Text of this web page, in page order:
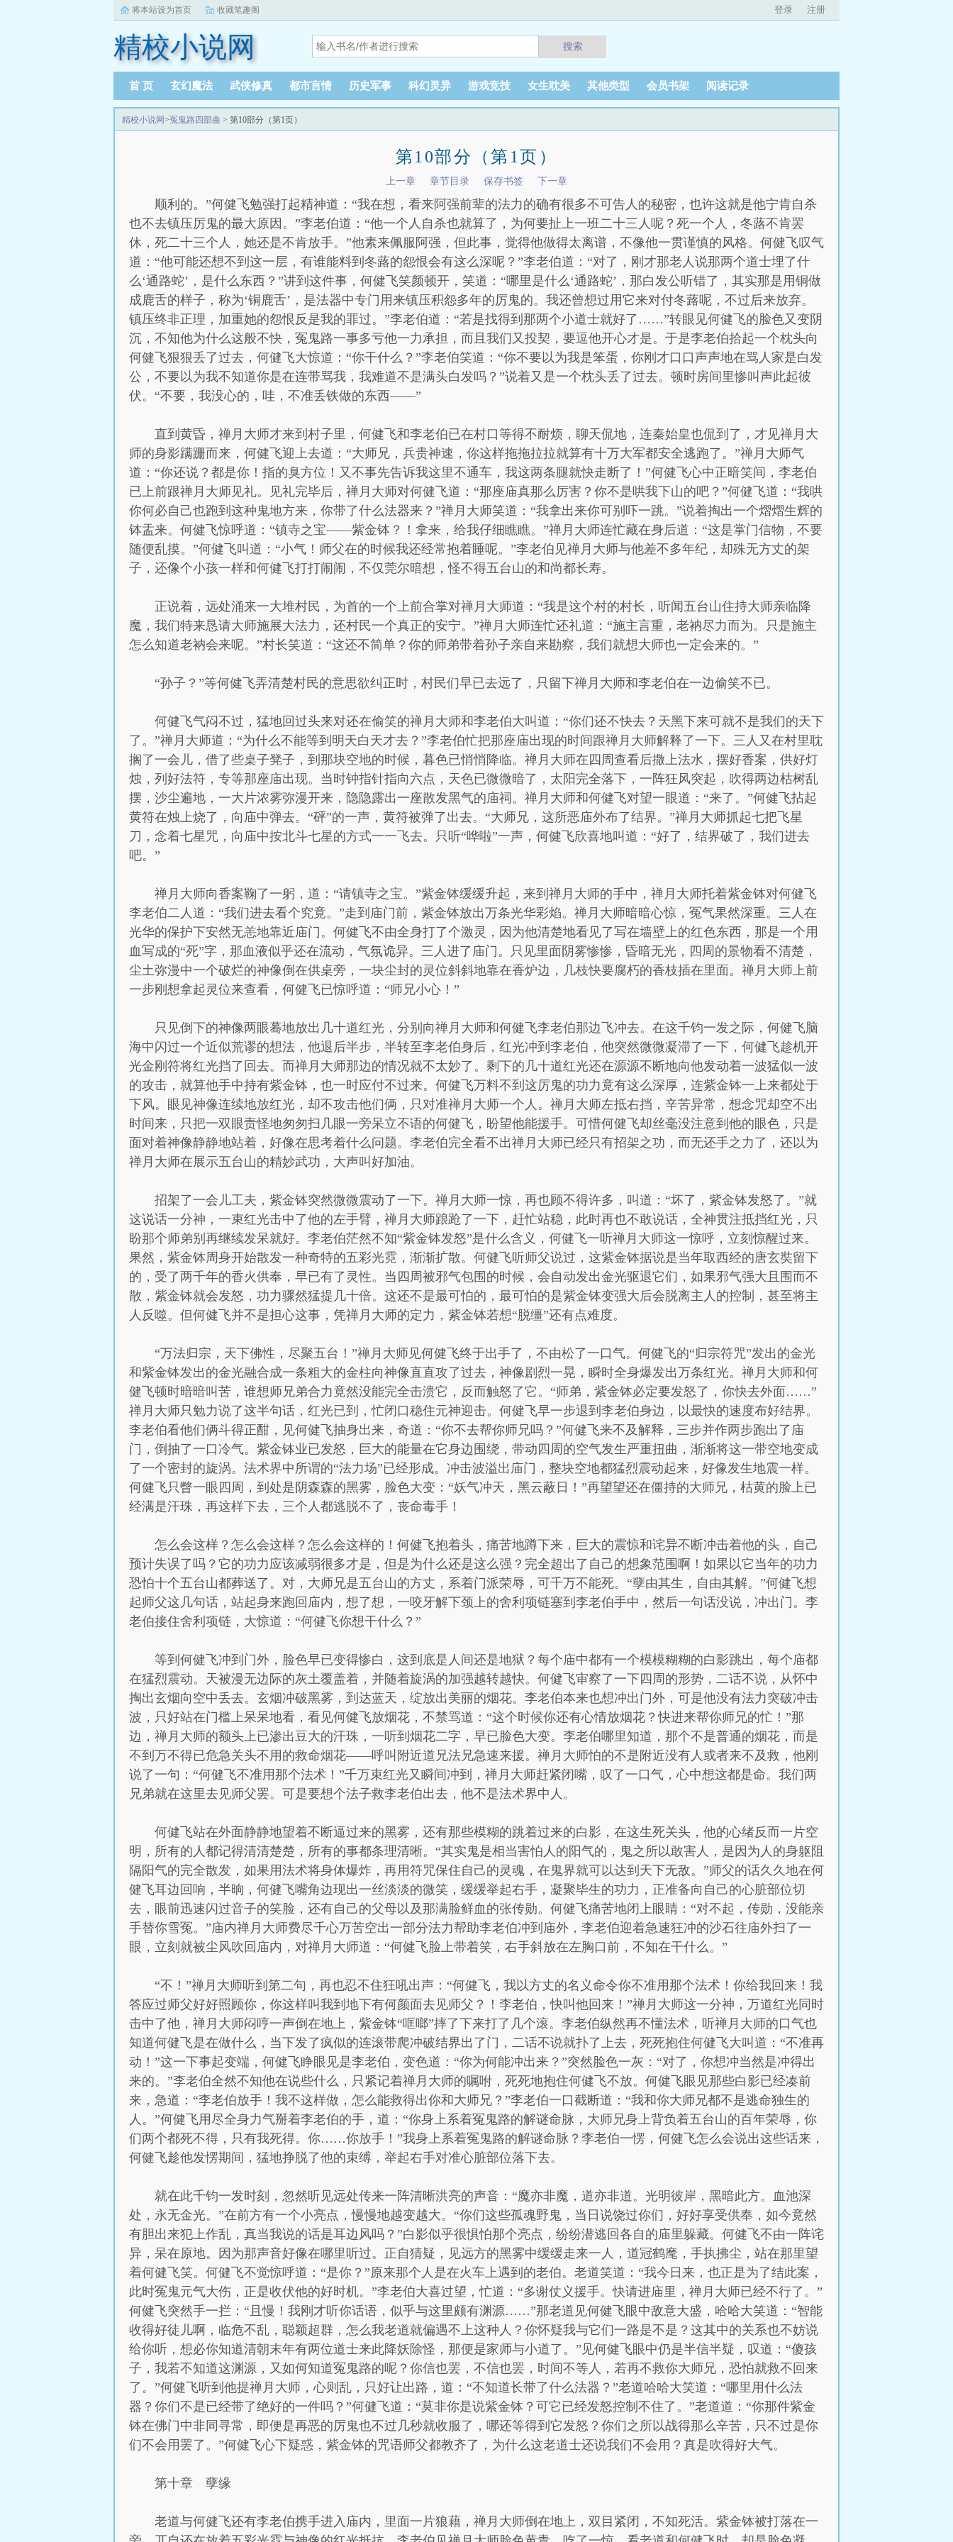
将本站设为首页 收藏笔趣阁 登录 注册
精校小说网 搜索
首 页 玄幻魔法 武侠修真 都市言情 历史军事 科幻灵异 游戏竞技 女生耽美 其他类型 会员书架 阅读记录
精校小说网>冤鬼路四部曲 > 第10部分（第1页）
第10部分（第1页）
上一章 章节目录 保存书签 下一章
顺利的。”何健飞勉强打起精神道：“我在想，看来阿强前辈的法力的确有很多不可告人的秘密，也许这就是他宁肯自杀
也不去镇压厉鬼的最大原因。”李老伯道：“他一个人自杀也就算了，为何要扯上一班二十三人呢？死一个人，冬蕗不肯罢
休，死二十三个人，她还是不肯放手。”他素来佩服阿强，但此事，觉得他做得太离谱，不像他一贯谨慎的风格。何健飞叹气
道：“他可能还想不到这一层，有谁能料到冬蕗的怨恨会有这么深呢？”李老伯道：“对了，刚才那老人说那两个道士埋了什
么‘通路蛇’，是什么东西？”讲到这件事，何健飞笑颜顿开，笑道：“哪里是什么‘通路蛇’，那白发公听错了，其实那是用铜做
成鹿舌的样子，称为‘铜鹿舌’，是法器中专门用来镇压积怨多年的厉鬼的。我还曾想过用它来对付冬蕗呢，不过后来放弃。
镇压终非正理，加重她的怨恨反是我的罪过。”李老伯道：“若是找得到那两个小道士就好了……”转眼见何健飞的脸色又变阴
沉，不知他为什么这般不快，冤鬼路一事多亏他一力承担，而且我们又投契，要逗他开心才是。于是李老伯拾起一个枕头向
何健飞狠狠丢了过去，何健飞大惊道：“你干什么？”李老伯笑道：“你不要以为我是笨蛋，你刚才口口声声地在骂人家是白发
公，不要以为我不知道你是在连带骂我，我难道不是满头白发吗？”说着又是一个枕头丢了过去。顿时房间里惨叫声此起彼
伏。“不要，我没心的，哇，不准丢铁做的东西——”
直到黄昏，禅月大师才来到村子里，何健飞和李老伯已在村口等得不耐烦，聊天侃地，连秦始皇也侃到了，才见禅月大
师的身影蹒跚而来，何健飞迎上去道：“大师兄，兵贵神速，你这样拖拖拉拉就算有十万大军都安全逃跑了。”禅月大师气
道：“你还说？都是你！指的臭方位！又不事先告诉我这里不通车，我这两条腿就快走断了！”何健飞心中正暗笑间，李老伯
已上前跟禅月大师见礼。见礼完毕后，禅月大师对何健飞道：“那座庙真那么厉害？你不是哄我下山的吧？”何健飞道：“我哄
你何必自己也跑到这种鬼地方来，你带了什么法器来？”禅月大师笑道：“我拿出来你可别吓一跳。”说着掏出一个熠熠生辉的
钵盂来。何健飞惊呼道：“镇寺之宝——紫金钵？！拿来，给我仔细瞧瞧。”禅月大师连忙藏在身后道：“这是掌门信物，不要
随便乱摸。”何健飞叫道：“小气！师父在的时候我还经常抱着睡呢。”李老伯见禅月大师与他差不多年纪，却殊无方丈的架
子，还像个小孩一样和何健飞打打闹闹，不仅莞尔暗想，怪不得五台山的和尚都长寿。
正说着，远处涌来一大堆村民，为首的一个上前合掌对禅月大师道：“我是这个村的村长，听闻五台山住持大师亲临降
魔，我们特来恳请大师施展大法力，还村民一个真正的安宁。”禅月大师连忙还礼道：“施主言重，老衲尽力而为。只是施主
怎么知道老衲会来呢。”村长笑道：“这还不简单？你的师弟带着孙子亲自来勘察，我们就想大师也一定会来的。”
“孙子？”等何健飞弄清楚村民的意思欲纠正时，村民们早已去远了，只留下禅月大师和李老伯在一边偷笑不已。
何健飞气闷不过，猛地回过头来对还在偷笑的禅月大师和李老伯大叫道：“你们还不快去？天黑下来可就不是我们的天下
了。”禅月大师道：“为什么不能等到明天白天才去？”李老伯忙把那座庙出现的时间跟禅月大师解释了一下。三人又在村里耽
搁了一会儿，借了些桌子凳子，到那块空地的时候，暮色已悄悄降临。禅月大师在四周查看后撒上法水，摆好香案，供好灯
烛，列好法符，专等那座庙出现。当时钟指针指向六点，天色已微微暗了，太阳完全落下，一阵狂风突起，吹得两边枯树乱
摆，沙尘遍地，一大片浓雾弥漫开来，隐隐露出一座散发黑气的庙祠。禅月大师和何健飞对望一眼道：“来了。”何健飞拈起
黄符在烛上烧了，向庙中弹去。“砰”的一声，黄符被弹了出去。“大师兄，这所恶庙外布了结界。”禅月大师抓起七把飞星
刀，念着七星咒，向庙中按北斗七星的方式一一飞去。只听“哗啦”一声，何健飞欣喜地叫道：“好了，结界破了，我们进去
吧。”
禅月大师向香案鞠了一躬，道：“请镇寺之宝。”紫金钵缓缓升起，来到禅月大师的手中，禅月大师托着紫金钵对何健飞
李老伯二人道：“我们进去看个究竟。”走到庙门前，紫金钵放出万条光华彩焰。禅月大师暗暗心惊，冤气果然深重。三人在
光华的保护下安然无恙地靠近庙门。何健飞不由全身打了个激灵，因为他清楚地看见了写在墙壁上的红色东西，那是一个用
血写成的“死”字，那血液似乎还在流动，气氛诡异。三人进了庙门。只见里面阴雾惨惨，昏暗无光，四周的景物看不清楚，
尘土弥漫中一个破烂的神像倒在供桌旁，一块尘封的灵位斜斜地靠在香炉边，几枝快要腐朽的香枝插在里面。禅月大师上前
一步刚想拿起灵位来查看，何健飞已惊呼道：“师兄小心！”
只见倒下的神像两眼蓦地放出几十道红光，分别向禅月大师和何健飞李老伯那边飞冲去。在这千钧一发之际，何健飞脑
海中闪过一个近似荒谬的想法，他退后半步，半转至李老伯身后，红光冲到李老伯，他突然微微凝滞了一下，何健飞趁机开
光金刚符将红光挡了回去。而禅月大师那边的情况就不太妙了。剩下的几十道红光还在源源不断地向他发动着一波猛似一波
的攻击，就算他手中持有紫金钵，也一时应付不过来。何健飞万料不到这厉鬼的功力竟有这么深厚，连紫金钵一上来都处于
下风。眼见神像连续地放红光，却不攻击他们俩，只对准禅月大师一个人。禅月大师左抵右挡，辛苦异常，想念咒却空不出
时间来，只把一双眼责怪地匆匆扫几眼一旁呆立不语的何健飞，盼望他能援手。可惜何健飞却丝毫没注意到他的眼色，只是
面对着神像静静地站着，好像在思考着什么问题。李老伯完全看不出禅月大师已经只有招架之功，而无还手之力了，还以为
禅月大师在展示五台山的精妙武功，大声叫好加油。
招架了一会儿工夫，紫金钵突然微微震动了一下。禅月大师一惊，再也顾不得许多，叫道：“坏了，紫金钵发怒了。”就
这说话一分神，一束红光击中了他的左手臂，禅月大师踉跄了一下，赶忙站稳，此时再也不敢说话，全神贯注抵挡红光，只
盼那个师弟别再继续发呆就好。李老伯茫然不知“紫金钵发怒”是什么含义，何健飞一听禅月大师这一惊呼，立刻惊醒过来。
果然，紫金钵周身开始散发一种奇特的五彩光霓，渐渐扩散。何健飞听师父说过，这紫金钵据说是当年取西经的唐玄奘留下
的，受了两千年的香火供奉，早已有了灵性。当四周被邪气包围的时候，会自动发出金光驱退它们，如果邪气强大且围而不
散，紫金钵就会发怒，功力骤然猛提几十倍。这还不是最可怕的，最可怕的是紫金钵变强大后会脱离主人的控制，甚至将主
人反噬。但何健飞并不是担心这事，凭禅月大师的定力，紫金钵若想“脱缰”还有点难度。
“万法归宗，天下佛性，尽聚五台！”禅月大师见何健飞终于出手了，不由松了一口气。何健飞的“归宗符咒”发出的金光
和紫金钵发出的金光融合成一条粗大的金柱向神像直直攻了过去，神像剧烈一晃，瞬时全身爆发出万条红光。禅月大师和何
健飞顿时暗暗叫苦，谁想师兄弟合力竟然没能完全击溃它，反而触怒了它。“师弟，紫金钵必定要发怒了，你快去外面……”
禅月大师只勉力说了这半句话，红光已到，忙闭口稳住元神迎击。何健飞早一步退到李老伯身边，以最快的速度布好结界。
李老伯看他们俩斗得正酣，见何健飞抽身出来，奇道：“你不去帮你师兄吗？”何健飞来不及解释，三步并作两步跑出了庙
门，倒抽了一口冷气。紫金钵业已发怒，巨大的能量在它身边围绕，带动四周的空气发生严重扭曲，渐渐将这一带空地变成
了一个密封的旋涡。法术界中所谓的“法力场”已经形成。冲击波溢出庙门，整块空地都猛烈震动起来，好像发生地震一样。
何健飞只瞥一眼四周，到处是阴森森的黑雾，脸色大变：“妖气冲天，黑云蔽日！”再望望还在僵持的大师兄，枯黄的脸上已
经满是汗珠，再这样下去，三个人都逃脱不了，丧命毒手！
怎么会这样？怎么会这样？怎么会这样的！何健飞抱着头，痛苦地蹲下来，巨大的震惊和诧异不断冲击着他的头，自己
预计失误了吗？它的功力应该减弱很多才是，但是为什么还是这么强？完全超出了自己的想象范围啊！如果以它当年的功力
恐怕十个五台山都葬送了。对，大师兄是五台山的方丈，系着门派荣辱，可千万不能死。“孽由其生，自由其解。”何健飞想
起师父这几句话，站起身来跑回庙内，想了想，一咬牙解下颈上的舍利项链塞到李老伯手中，然后一句话没说，冲出门。李
老伯接住舍利项链，大惊道：“何健飞你想干什么？”
等到何健飞冲到门外，脸色早已变得惨白，这到底是人间还是地狱？每个庙中都有一个模模糊糊的白影跳出，每个庙都
在猛烈震动。天被漫无边际的灰土覆盖着，并随着旋涡的加强越转越快。何健飞审察了一下四周的形势，二话不说，从怀中
掏出玄烟向空中丢去。玄烟冲破黑雾，到达蓝天，绽放出美丽的烟花。李老伯本来也想冲出门外，可是他没有法力突破冲击
波，只好站在门槛上呆呆地看，看见何健飞放烟花，不禁骂道：“这个时候你还有心情放烟花？快进来帮你师兄的忙！”那
边，禅月大师的额头上已渗出豆大的汗珠，一听到烟花二字，早已脸色大变。李老伯哪里知道，那个不是普通的烟花，而是
不到万不得已危急关头不用的救命烟花——呼叫附近道兄法兄急速来援。禅月大师怕的不是附近没有人或者来不及救，他刚
说了一句：“何健飞不准用那个法术！”千万束红光又瞬间冲到，禅月大师赶紧闭嘴，叹了一口气，心中想这都是命。我们两
兄弟就在这里去见师父罢。可是要想个法子救李老伯出去，他不是法术界中人。
何健飞站在外面静静地望着不断逼过来的黑雾，还有那些模糊的跳着过来的白影，在这生死关头，他的心绪反而一片空
明，所有的人都记得清清楚楚，所有的事都条理清晰。“其实鬼是相当害怕人的阳气的，鬼之所以敢害人，是因为人的身躯阻
隔阳气的完全散发，如果用法术将身体爆炸，再用符咒保住自己的灵魂，在鬼界就可以达到天下无敌。”师父的话久久地在何
健飞耳边回响，半晌，何健飞嘴角边现出一丝淡淡的微笑，缓缓举起右手，凝聚毕生的功力，正准备向自己的心脏部位切
去，眼前迅速闪过音子的笑脸，还有自己的父母以及那满脸鲜血的张传勋。何健飞痛苦地闭上眼睛：“对不起，传勋，没能亲
手替你雪冤。”庙内禅月大师费尽千心万苦空出一部分法力帮助李老伯冲到庙外，李老伯迎着急速狂冲的沙石往庙外扫了一
眼，立刻就被尘风吹回庙内，对禅月大师道：“何健飞脸上带着笑，右手斜放在左胸口前，不知在干什么。”
“不！”禅月大师听到第二句，再也忍不住狂吼出声：“何健飞，我以方丈的名义命令你不准用那个法术！你给我回来！我
答应过师父好好照顾你，你这样叫我到地下有何颜面去见师父？！李老伯，快叫他回来！”禅月大师这一分神，万道红光同时
击中了他，禅月大师闷哼一声倒在地上，紫金钵“哐啷”摔了下来打了几个滚。李老伯纵然再不懂法术，听禅月大师的口气也
知道何健飞是在做什么，当下发了疯似的连滚带爬冲破结界出了门，二话不说就扑了上去，死死抱住何健飞大叫道：“不准再
动！”这一下事起变端，何健飞睁眼见是李老伯，变色道：“你为何能冲出来？”突然脸色一灰：“对了，你想冲当然是冲得出
来的。”李老伯全然不知他在说些什么，只紧记着禅月大师的嘱咐，死死地抱住何健飞不放。何健飞眼见那些白影已经凑前
来，急道：“李老伯放手！我不这样做，怎么能救得出你和大师兄？”李老伯一口截断道：“我和你大师兄都不是逃命独生的
人。”何健飞用尽全身力气掰着李老伯的手，道：“你身上系着冤鬼路的解谜命脉，大师兄身上背负着五台山的百年荣辱，你
们两个都死不得，只有我死得。你……你放手！”我身上系着冤鬼路的解谜命脉？李老伯一愣，何健飞怎么会说出这些话来，
何健飞趁他发愣期间，猛地挣脱了他的束缚，举起右手对准心脏部位落下去。
就在此千钧一发时刻，忽然听见远处传来一阵清晰洪亮的声音：“魔亦非魔，道亦非道。光明彼岸，黑暗此方。血池深
处，永无金光。”在前方有一个小亮点，慢慢地越变越大。“你们这些孤魂野鬼，当日说饶过你们，好好享受供奉，如今竟然
有胆出来犯上作乱，真当我说的话是耳边风吗？”白影似乎很惧怕那个亮点，纷纷潜逃回各自的庙里躲藏。何健飞不由一阵诧
异，呆在原地。因为那声音好像在哪里听过。正自猜疑，见远方的黑雾中缓缓走来一人，道冠鹤麾，手执拂尘，站在那里望
着何健飞笑。何健飞不觉惊呼道：“是你？”原来那个人是在火车上遇到的老伯。老道笑道：“我今日来，也正是为了结此案，
此时冤鬼元气大伤，正是收伏他的好时机。”李老伯大喜过望，忙道：“多谢仗义援手。快请进庙里，禅月大师已经不行了。”
何健飞突然手一拦：“且慢！我刚才听你话语，似乎与这里颇有渊源……”那老道见何健飞眼中敌意大盛，哈哈大笑道：“智能
收得好徒儿啊，临危不乱，聪颖超群，怎么我老道就偏遇不上这种人？你怀疑我与它们一路是不是？这其中的关系也不妨说
给你听，想必你知道清朝末年有两位道士来此降妖除怪，那便是家师与小道了。”见何健飞眼中仍是半信半疑，叹道：“傻孩
子，我若不知道这渊源，又如何知道冤鬼路的呢？你信也罢，不信也罢，时间不等人，若再不救你大师兄，恐怕就救不回来
了。”何健飞听到他提禅月大师，心则乱，只好让出路，道：“不知道长带了什么法器？”老道哈哈大笑道：“哪里用什么法
器？你们不是已经带了绝好的一件吗？”何健飞道：“莫非你是说紫金钵？可它已经发怒控制不住了。”老道道：“你那件紫金
钵在佛门中非同寻常，即便是再恶的厉鬼也不过几秒就收服了，哪还等得到它发怒？你们之所以战得那么辛苦，只不过是你
们不会用罢了。”何健飞心下疑惑，紫金钵的咒语师父都教齐了，为什么这老道士还说我们不会用？真是吹得好大气。
第十章 孽缘
老道与何健飞还有李老伯携手进入庙内，里面一片狼藉，禅月大师倒在地上，双目紧闭，不知死活。紫金钵被打落在一